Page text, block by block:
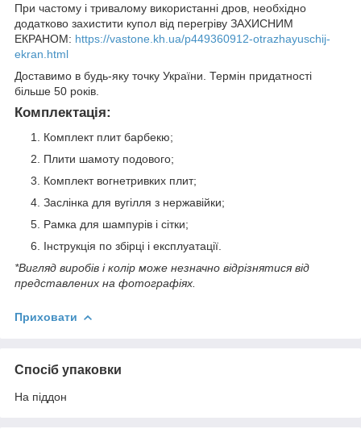
При частому і тривалому використанні дров, необхідно
додатково захистити купол від перегріву ЗАХИСНИМ
ЕКРАНОМ: https://vastone.kh.ua/p449360912-otrazhayuschij-
ekran.html
Доставимо в будь-яку точку України. Термін придатності
більше 50 років.
Комплектація:
Комплект плит барбекю;
Плити шамоту подового;
Комплект вогнетривких плит;
Заслінка для вугілля з нержавійки;
Рамка для шампурів і сітки;
Інструкція по збірці і експлуатації.
*Вигляд виробів і колір може незначно відрізнятися від
представлених на фотографіях.
Приховати
Спосіб упаковки
На піддон